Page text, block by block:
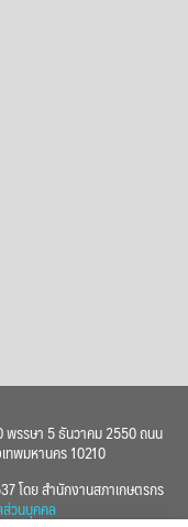
พรรษา 5 ธันวาคม 2550 ถนน
ทพมหานคร 10210
โดย สำนักงานสภาเกษตรกร
วนบุคคล